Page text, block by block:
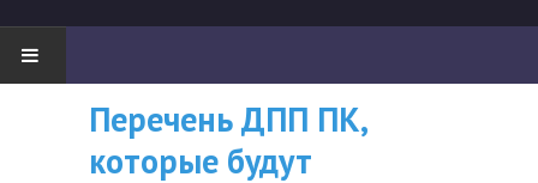
НОВОСТИ
"Боевая" русистика
ВНИМАНИЮ
СЛУШАТЕЛЕЙ, У
Перечень ДПП ПК,
которые будут